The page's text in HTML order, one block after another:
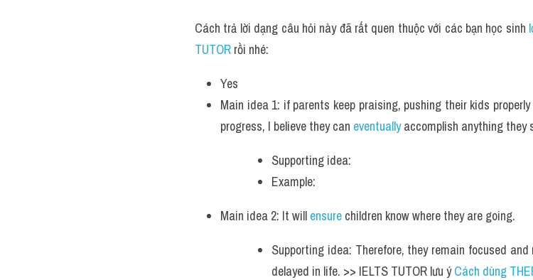
Cách trả lời dạng câu hỏi này đã rất quen thuộc với các bạn học sinh
TUTOR rồi nhé:
Yes
Main idea 1: if parents keep praising, pushing their kids
progress, I believe they can eventually accomplish anything they
Supporting idea:
Example:
Main idea 2: It will ensure children know where they are going.
Supporting idea: Therefore, they remain focused
delayed in life. >> IELTS TUTOR lưu ý Cách dùng